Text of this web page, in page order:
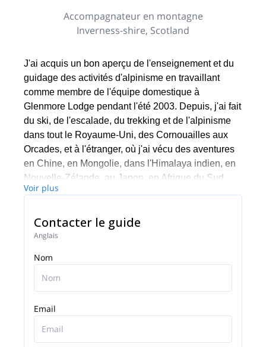
Accompagnateur en montagne
Inverness-shire, Scotland
J'ai acquis un bon aperçu de l'enseignement et du
guidage des activités d'alpinisme en travaillant
comme membre de l'équipe domestique à
Glenmore Lodge pendant l'été 2003. Depuis, j'ai fait
du ski, de l'escalade, du trekking et de l'alpinisme
dans tout le Royaume-Uni, des Cornouailles aux
Orcades, et à l'étranger, où j'ai vécu des aventures
en Chine, en Mongolie, dans l'Himalaya indien, en
Nouvelle-Zélande, au Japon, en Afrique du Sud,
dans les Alpes suisses, italiennes et françaises,
Norvège. J'aime l'escalade sous toutes ses formes,
que ce soit l'escalade de bloc à Fontainebleau,
hivernale au Royaume-Uni ou l'escalade alpine en
Suisse. J'ai également monté quelques nouvelles
voies, Mint Sauce E1 5c à Glen Nevis et Feathered
Friend V,5 à Creag Meagaidh.
Certificate (MIC), la plus haute qualification
Voir plus
Contacter le guide
Anglais
Nom
Email